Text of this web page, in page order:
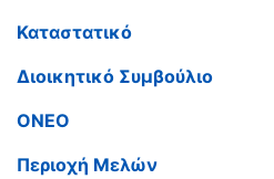
Καταστατικό
Διοικητικό Συμβούλιο
ΟΝΕΟ
Περιοχή Μελών